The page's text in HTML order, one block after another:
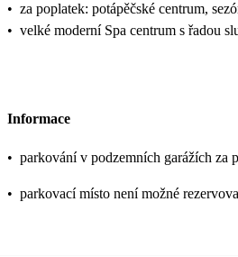
• za poplatek: potápěčské centrum,
• velké moderní Spa centrum s řadou
Informace
• parkování v podzemních garážích za
• parkovací místo není možné